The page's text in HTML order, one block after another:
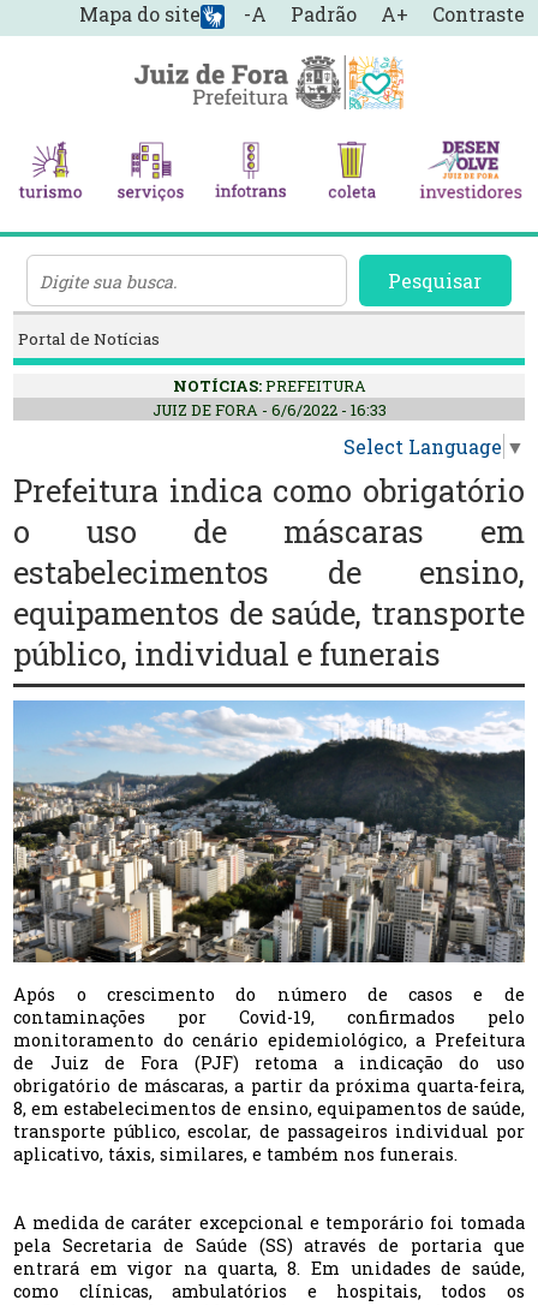
-A Padrão A+ Contraste
Mapa do site
Pesquisar
Portal de Notícias
NOTÍCIAS:PREFEITURA
JUIZ DE FORA - 6/6/2022 - 16:33
Select Language ▼
Prefeitura indica como obrigatório
o uso de máscaras em
estabelecimentos de ensino,
equipamentos de saúde, transporte
público, individual e funerais
Após o crescimento do número de casos e de
contaminações por Covid-19, confirmados pelo
monitoramento do cenário epidemiológico, a Prefeitura
de Juiz de Fora (PJF) retoma a indicação do uso
obrigatório de máscaras, a partir da próxima quarta-feira,
8, em estabelecimentos de ensino, equipamentos de saúde,
transporte público, escolar, de passageiros individual por
aplicativo, táxis, similares, e também nos funerais.
A medida de caráter excepcional e temporário foi tomada
pela Secretaria de Saúde (SS) através de portaria que
entrará em vigor na quarta, 8. Em unidades de saúde,
como clínicas, ambulatórios e hospitais, todos os